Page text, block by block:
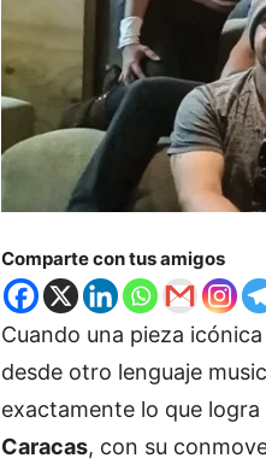
Comparte con tus amigos
Cuando una pieza icónica
desde otro lenguaje
exactamente lo que logra
Caracas, con su